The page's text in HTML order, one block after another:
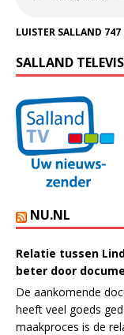
LUISTER SALLAND
SALLAND
NU.NL
Relatie tussen
beter door
De aankomende
heeft veel goeds
maakproces is de